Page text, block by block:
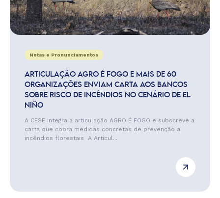
Notas e Pronunciamentos
ARTICULAÇÃO AGRO É FOGO E MAIS DE 60
ORGANIZAÇÕES ENVIAM CARTA AOS BANCOS
SOBRE RISCO DE INCÊNDIOS NO CENÁRIO DE EL
NIÑO
A CESE integra a articulação AGRO É FOGO e subscreve a
carta que cobra medidas concretas de prevenção a
incêndios florestais A Articul...